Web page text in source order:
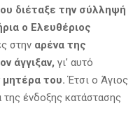
διέταξε την σύλληψή
ο Ελευθέριος
στην αρένα της
άγγιξαν, γι’ αυτό
μητέρα του. Έτσι ο Άγιος
ένδοξης κατάστασης